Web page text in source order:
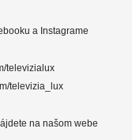
a Instagrame
televizialux
televizia_lux
na našom webe